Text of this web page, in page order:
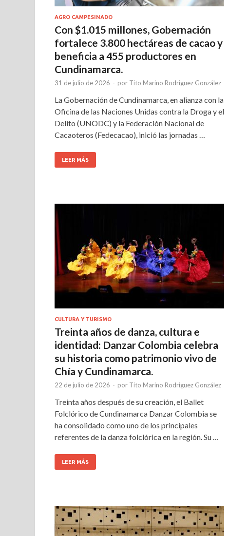
AGRO CAMPESINADO
Con $1.015 millones, Gobernación
fortalece 3.800 hectáreas de cacao y
beneficia a 455 productores en
Cundinamarca.
31 de julio de 2026 - por Tito Marino Rodriguez González
La Gobernación de Cundinamarca, en alianza con la
Oficina de las Naciones Unidas contra la Droga y el
Delito (UNODC) y la Federación Nacional de
Cacaoteros (Fedecacao), inició las jornadas …
LEER MÁS
CULTURA Y TURISMO
Treinta años de danza, cultura e
identidad: Danzar Colombia celebra
su historia como patrimonio vivo de
Chía y Cundinamarca.
22 de julio de 2026 - por Tito Marino Rodriguez González
Treinta años después de su creación, el Ballet
Folclórico de Cundinamarca Danzar Colombia se
ha consolidado como uno de los principales
referentes de la danza folclórica en la región. Su …
LEER MÁS